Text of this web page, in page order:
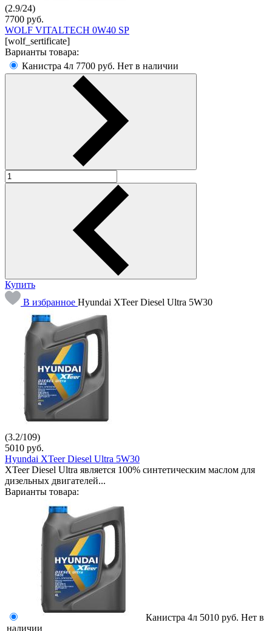
(2.9/24)
7700 руб.
WOLF VITALTECH 0W40 SP
[wolf_sertificate]
Варианты товара:
Канистра 4л 7700 руб. Нет в наличии
Купить
В избранное Hyundai XTeer Diesel Ultra 5W30
(3.2/109)
5010 руб.
Hyundai XTeer Diesel Ultra 5W30
XTeer Diesel Ultra является 100% синтетическим маслом для
дизельных двигателей...
Варианты товара:
Канистра 4л 5010 руб. Нет в
наличии